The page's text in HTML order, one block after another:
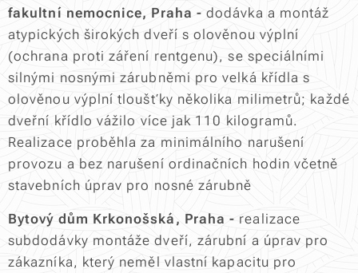
fakultní nemocnice, Praha -dodávka a montáž
atypických širokých dveří s olověnou výplní
(ochrana proti záření rentgenu), se speciálními
silnými nosnými zárubněmi pro velká křídla s
olověnou výplní tloušťky několika milimetrů; každé
dveřní křídlo vážilo více jak 110 kilogramů.
Realizace proběhla za minimálního narušení
provozu a bez narušení ordinačních hodin včetně
stavebních úprav pro nosné zárubně
Bytový dům Krkonošská, Praha - realizace
subdodávky montáže dveří, zárubní a úprav pro
zákazníka, který neměl vlastní kapacitu pro